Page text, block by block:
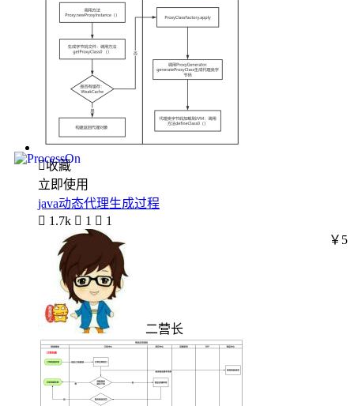
收藏
立即使用
java动态代理生成过程
 1.7k  1  1
二营长
￥5